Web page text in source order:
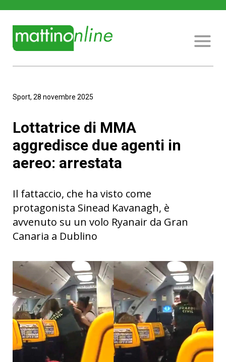
Sport, 28 novembre 2025
Lottatrice di MMA
aggredisce due agenti in
aereo: arrestata
Il fattaccio, che ha visto come
protagonista Sinead Kavanagh, è
avvenuto su un volo Ryanair da Gran
Canaria a Dublino